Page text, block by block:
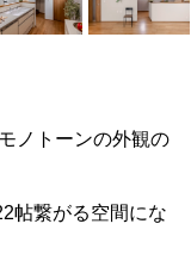
ノトーンの外観の
帖繋がる空間にな